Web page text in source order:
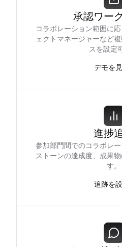
承認ワー
コラボレーション範囲に
ェクトマネージャーなど
スを設定
デモを
進捗
参加部門間でのコラボレ
ストーンの達成度、成果
す。
追跡を